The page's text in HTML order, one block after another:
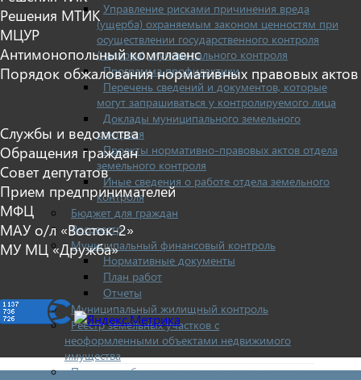
Управление рисками причинения вреда
(ущерба) охраняемым законом ценностям при
осуществлении государственного контроля
(надзора), муниципального контроля
Программа профилактики
Перечень сведений и документов, которые
могут запрашиваться у контролируемого лица
Доклады муниципального земельного
контроля
Проекты нормативно-правовых актов отдела
земельного контроля
Иные сведения о работе отдела земельного
контроля
Бюджет для граждан
Росреестр
Муниципальный финансовый контроль
Нормативные документы
План работ
Отчеты
Муниципальный жилищный контроль
Реестр земельных участков с
неоформленными объектами недвижимого
имущества
Перечень объектов недвижимого имущества
Решения МТИК
МЦУР
Антимонопольный комплаенс
Порядок обжалования нормативных правовых актов
Службы и ведомства
Обращения граждан
Совет депутатов
Прием предпринимателей
МФЦ
МАУ о/л «Восток-2»
МУ МЦ «Дружба»